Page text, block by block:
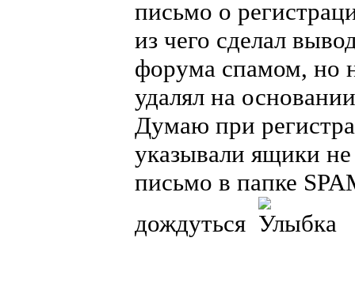
письмо о
из чего сделал
форума спамом, но
удалял на
Думаю при
указывали ящики
письмо в папке
дождуться